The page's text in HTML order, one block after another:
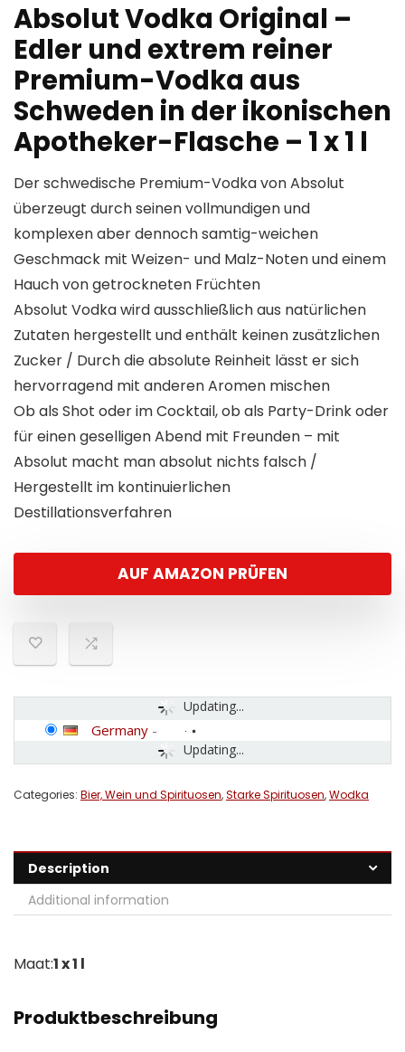
Absolut Vodka Original –
Edler und extrem reiner
Premium-Vodka aus
Schweden in der ikonischen
Apotheker-Flasche – 1 x 1 l
Der schwedische Premium-Vodka von Absolut
überzeugt durch seinen vollmundigen und
komplexen aber dennoch samtig-weichen
Geschmack mit Weizen- und Malz-Noten und einem
Hauch von getrockneten Früchten
Absolut Vodka wird ausschließlich aus natürlichen
Zutaten hergestellt und enthält keinen zusätzlichen
Zucker / Durch die absolute Reinheit lässt er sich
hervorragend mit anderen Aromen mischen
Ob als Shot oder im Cocktail, ob als Party-Drink oder
für einen geselligen Abend mit Freunden – mit
Absolut macht man absolut nichts falsch /
Hergestellt im kontinuierlichen
Destillationsverfahren
AUF AMAZON PRÜFEN
Updating...
Updating...
Germany -
Categories: Bier, Wein und Spirituosen,Starke Spirituosen,Wodka
Description
Additional information
Maat:1 x 1 l
Produktbeschreibung